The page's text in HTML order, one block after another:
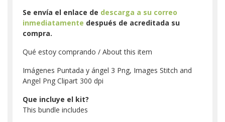
Se envía el enlace de descarga a su correo
inmediatamente después de acreditada su
compra.
Qué estoy comprando / About this item
Imágenes Puntada y ángel 3 Png, Images Stitch and
Angel Png Clipart 300 dpi
Que incluye el kit?
This bundle includes